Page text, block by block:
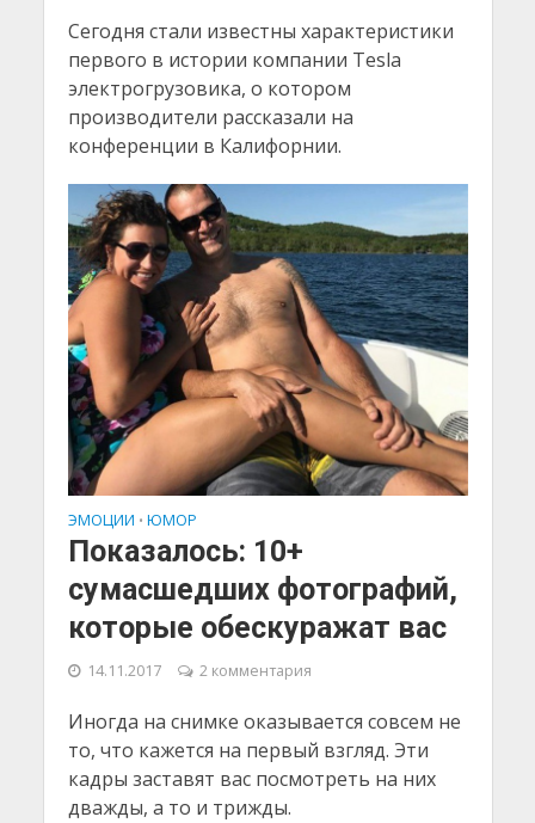
Сегодня стали известны характеристики
первого в истории компании Tesla
электрогрузовика, о котором
производители рассказали на
конференции в Калифорнии.
ЭМОЦИИ • ЮМОР
Показалось: 10+
сумасшедших фотографий,
которые обескуражат вас
14.11.2017 2 комментария
Иногда на снимке оказывается совсем не
то, что кажется на первый взгляд. Эти
кадры заставят вас посмотреть на них
дважды, а то и трижды.